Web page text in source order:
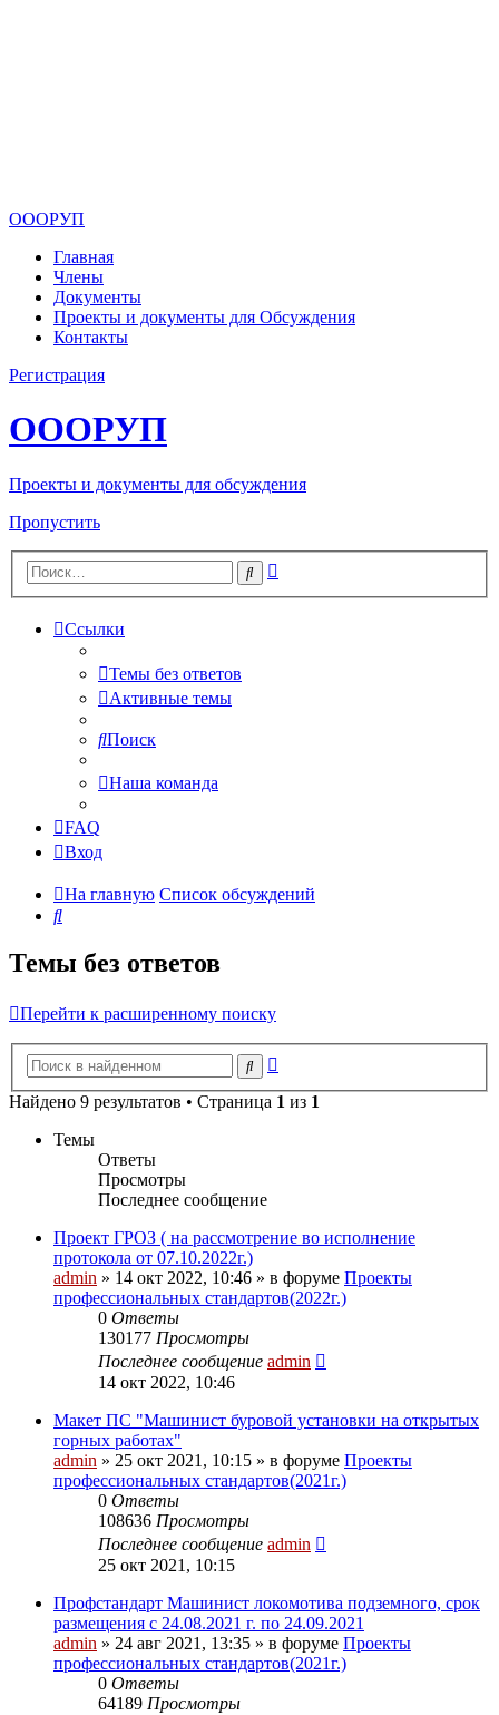
ОООРУП
Главная
Члены
Документы
Проекты и документы для Обсуждения
Контакты
Регистрация
ОООРУП
Проекты и документы для обсуждения
Пропустить
Поиск
Ссылки
Темы без ответов
Активные темы
Поиск
Наша команда
FAQ
Вход
На главную Список обсуждений
Поиск
Темы без ответов
Перейти к расширенному поиску
Поиск
Найдено 9 результатов • Страница 1 из 1
Темы
Ответы
Просмотры
Последнее сообщение
Проект ГРОЗ ( на рассмотрение во исполнение
протокола от 07.10.2022г.)
admin » 14 окт 2022, 10:46 » в форуме Проекты
профессиональных стандартов(2022г.)
0 Ответы
130177 Просмотры
Последнее сообщение admin
14 окт 2022, 10:46
Макет ПС "Машинист буровой установки на открытых
горных работах"
admin » 25 окт 2021, 10:15 » в форуме Проекты
профессиональных стандартов(2021г.)
0 Ответы
108636 Просмотры
Последнее сообщение admin
25 окт 2021, 10:15
Профстандарт Машинист локомотива подземного, срок
размещения с 24.08.2021 г. по 24.09.2021
admin » 24 авг 2021, 13:35 » в форуме Проекты
профессиональных стандартов(2021г.)
0 Ответы
64189 Просмотры